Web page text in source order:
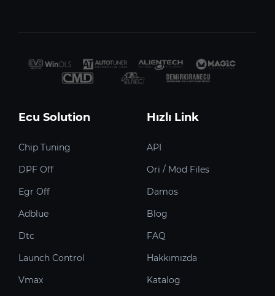
Ecu Solution
Chip Tuning
DPF Off
Egr Off
Adblue
Dtc
Launch Control
Vmax
Hızlı Link
API
Ori / Mod Files
Damos
Blog
FAQ
Hakkımızda
Katalog